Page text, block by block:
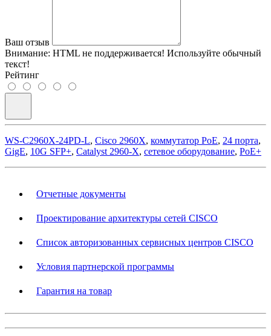
Ваш отзыв
Внимание: HTML не поддерживается! Используйте обычный
текст!
Рейтинг
WS-C2960X-24PD-L, Cisco 2960X, коммутатор PoE, 24 порта,
GigE, 10G SFP+, Catalyst 2960-X, сетевое оборудование, PoE+
Отчетные документы
Проектирование архитектуры сетей CISCO
Список авторизованных сервисных центров CISCO
Условия партнерской программы
Гарантия на товар